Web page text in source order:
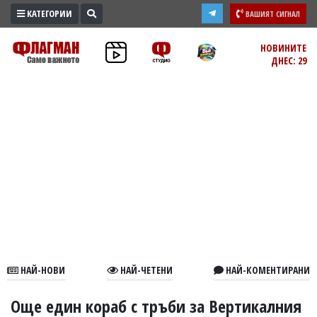
ПРОМО
ЗОНА
В
КАТЕГОРИИ ВАШИЯТ СИГНАЛ
НОВИНИТЕ
ДНЕС: 29
НАЙ-НОВИ НАЙ-ЧЕТЕНИ НАЙ-КОМЕНТИРАНИ
Още един кораб с тръби за Вертикалния